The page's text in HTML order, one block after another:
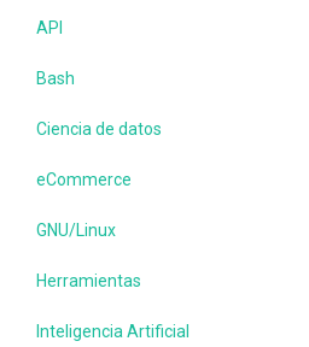
API
Bash
Ciencia de datos
eCommerce
GNU/Linux
Herramientas
Inteligencia Artificial